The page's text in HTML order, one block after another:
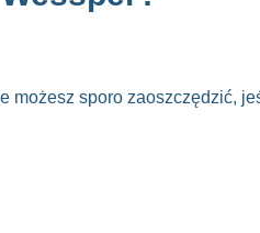
możesz sporo zaoszczędzić,